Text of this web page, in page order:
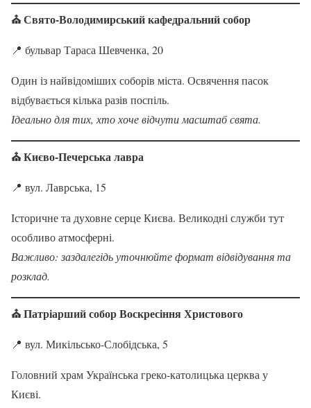
⛪ Свято-Володимирський кафедральний собор
📍 бульвар Тараса Шевченка, 20
Один із найвідоміших соборів міста. Освячення пасок
відбувається кілька разів поспіль.
Ідеально для тих, хто хоче відчути масштаб свята.
⛪ Києво-Печерська лавра
📍 вул. Лаврська, 15
Історичне та духовне серце Києва. Великодні служби тут
особливо атмосферні.
Важливо: заздалегідь уточнюйте формат відвідування та
розклад.
⛪ Патріарший собор Воскресіння Христового
📍 вул. Микільсько-Слобідська, 5
Головний храм Українська греко-католицька церква у
Києві.